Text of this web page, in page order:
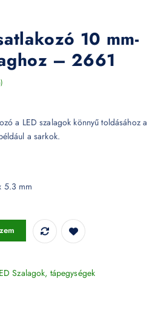
10 mm-
– 2661
a LED szalagok könnyű toldásához a
a sarkok.
5.3 mm
es LED szalaghoz - 2661 mennyiség
Szalagok, tápegységek